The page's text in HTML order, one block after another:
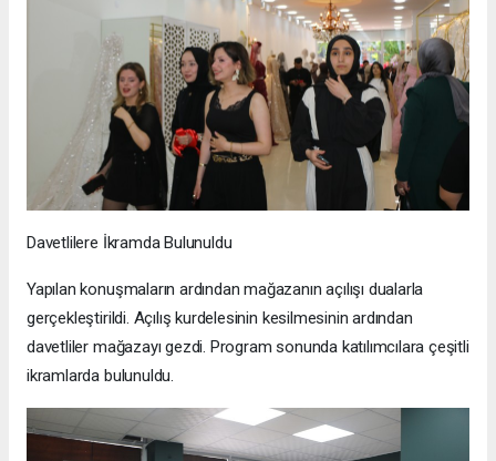
Davetlilere İkramda Bulunuldu
Yapılan konuşmaların ardından mağazanın açılışı dualarla
gerçekleştirildi. Açılış kurdelesinin kesilmesinin ardından
davetliler mağazayı gezdi. Program sonunda katılımcılara çeşitli
ikramlarda bulunuldu.